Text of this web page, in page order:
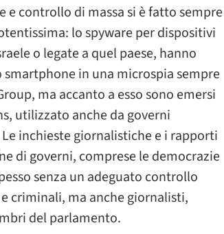
controllo di massa si è fatto sempre
lo spyware per dispositivi
o legate a quel paese, hanno
in una microspia sempre
ma accanto a esso sono emersi
utilizzato anche da governi
inchieste giornalistiche e i rapporti
di governi, comprese le democrazie
senza un adeguato controllo
criminali, ma anche giornalisti,
del parlamento.